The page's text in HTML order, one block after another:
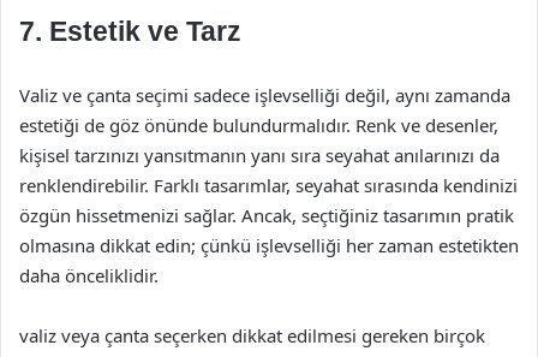
7. Estetik ve Tarz
Valiz ve çanta seçimi sadece işlevselliği değil, aynı zamanda
estetiği de göz önünde bulundurmalıdır. Renk ve desenler,
kişisel tarzınızı yansıtmanın yanı sıra seyahat anılarınızı da
renklendirebilir. Farklı tasarımlar, seyahat sırasında kendinizi
özgün hissetmenizi sağlar. Ancak, seçtiğiniz tasarımın pratik
olmasına dikkat edin; çünkü işlevselliği her zaman estetikten
daha önceliklidir.
valiz veya çanta seçerken dikkat edilmesi gereken birçok